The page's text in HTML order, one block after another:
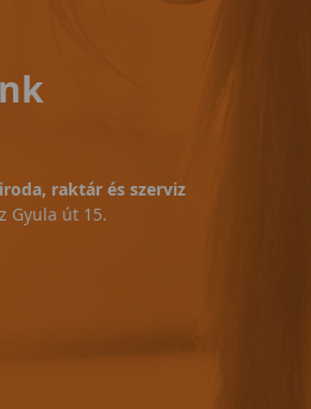
raktár és szerviz
Gyula út 15.